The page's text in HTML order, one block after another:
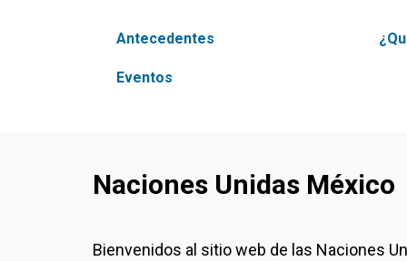
Antecedentes
Eventos
Naciones Unidas México
Bienvenidos al sitio web de las Naciones